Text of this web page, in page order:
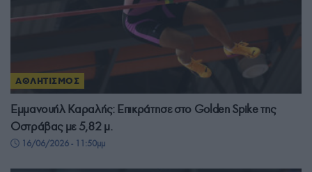
ΑΘΛΗΤΙΣΜΟΣ
Εμμανουήλ Καραλής: Επικράτησε στο Golden Spike της
Οστράβας με 5,82 μ.
16/06/2026 - 11:50μμ